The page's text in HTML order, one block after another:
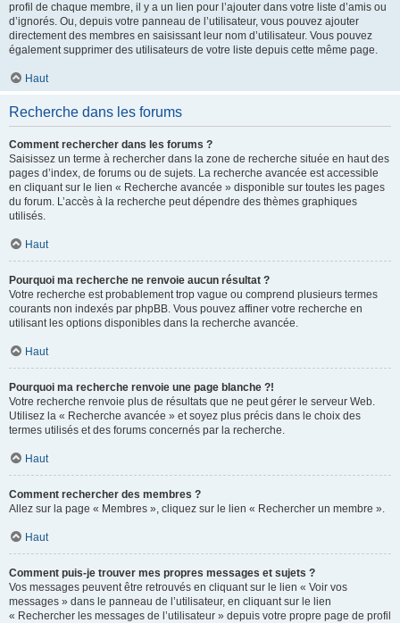
profil de chaque membre, il y a un lien pour l’ajouter dans votre liste d’amis ou
d’ignorés. Ou, depuis votre panneau de l’utilisateur, vous pouvez ajouter
directement des membres en saisissant leur nom d’utilisateur. Vous pouvez
également supprimer des utilisateurs de votre liste depuis cette même page.
Haut
Recherche dans les forums
Comment rechercher dans les forums ?
Saisissez un terme à rechercher dans la zone de recherche située en haut des
pages d’index, de forums ou de sujets. La recherche avancée est accessible
en cliquant sur le lien « Recherche avancée » disponible sur toutes les pages
du forum. L’accès à la recherche peut dépendre des thèmes graphiques
utilisés.
Haut
Pourquoi ma recherche ne renvoie aucun résultat ?
Votre recherche est probablement trop vague ou comprend plusieurs termes
courants non indexés par phpBB. Vous pouvez affiner votre recherche en
utilisant les options disponibles dans la recherche avancée.
Haut
Pourquoi ma recherche renvoie une page blanche ?!
Votre recherche renvoie plus de résultats que ne peut gérer le serveur Web.
Utilisez la « Recherche avancée » et soyez plus précis dans le choix des
termes utilisés et des forums concernés par la recherche.
Haut
Comment rechercher des membres ?
Allez sur la page « Membres », cliquez sur le lien « Rechercher un membre ».
Haut
Comment puis-je trouver mes propres messages et sujets ?
Vos messages peuvent être retrouvés en cliquant sur le lien « Voir vos
messages » dans le panneau de l’utilisateur, en cliquant sur le lien
« Rechercher les messages de l’utilisateur » depuis votre propre page de profil